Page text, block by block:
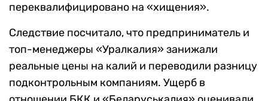
переквалифицировано на «хищения».
Следствие посчитало, что предприниматель и
топ-менеджеры «Уралкалия» занижали
реальные цены на калий и переводили разницу
подконтрольным компаниям. Ущерб в